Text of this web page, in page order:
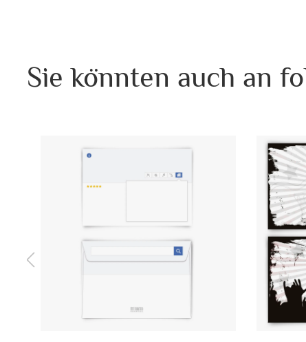
Sie könnten auch an